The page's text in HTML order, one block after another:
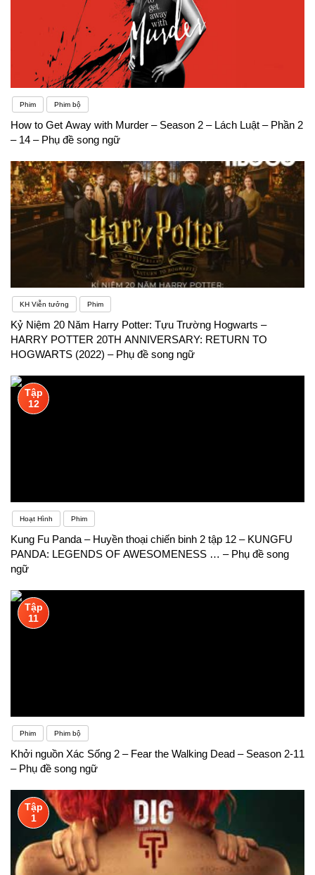
Phim Phim bộ
How to Get Away with Murder – Season 2 – Lách Luật – Phần 2
– 14 – Phụ đề song ngữ
KH Viễn tưởng Phim
Kỷ Niệm 20 Năm Harry Potter: Tựu Trường Hogwarts –
HARRY POTTER 20TH ANNIVERSARY: RETURN TO
HOGWARTS (2022) – Phụ đề song ngữ
Tập
12
Hoạt Hình Phim
Kung Fu Panda – Huyền thoại chiến binh 2 tập 12 – KUNGFU
PANDA: LEGENDS OF AWESOMENESS … – Phụ đề song
ngữ
Tập
11
Phim Phim bộ
Khởi nguồn Xác Sống 2 – Fear the Walking Dead – Season 2-11
– Phụ đề song ngữ
Tập
1